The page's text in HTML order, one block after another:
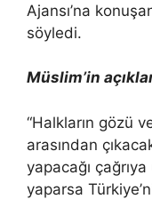
Ajansı’na
söyledi.
Müslim’in
“Halkların gözü
arasından
yapacağı
yaparsa